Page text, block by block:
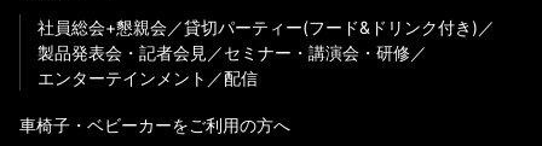
社員総会+懇親会
貸切パーティー(フード&ドリンク付き)
製品発表会・記者会見
セミナー・講演会・研修
エンターテインメント
配信
車椅子・ベビーカーをご利用の方へ